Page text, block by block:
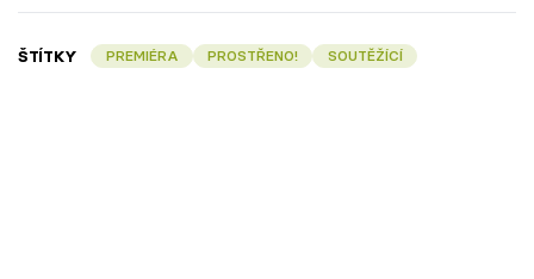
ŠTÍTKY PREMIÉRA PROSTŘENO! SOUTĚŽÍCÍ